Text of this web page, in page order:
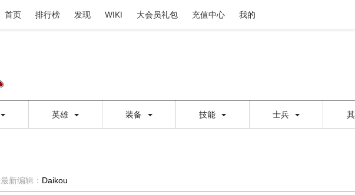
首页 排行榜 发现 WIKI 大会员礼包 充值中心 我的
英雄 装备 技能 士兵
最新编辑： Daikou